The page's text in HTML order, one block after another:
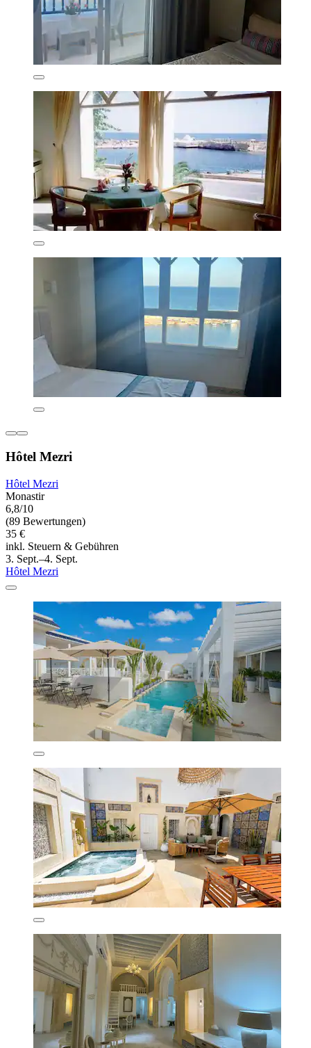
Hôtel Mezri
Hôtel Mezri
Monastir
6,8/10
(89 Bewertungen)
35 €
inkl. Steuern & Gebühren
3. Sept.–4. Sept.
Hôtel Mezri